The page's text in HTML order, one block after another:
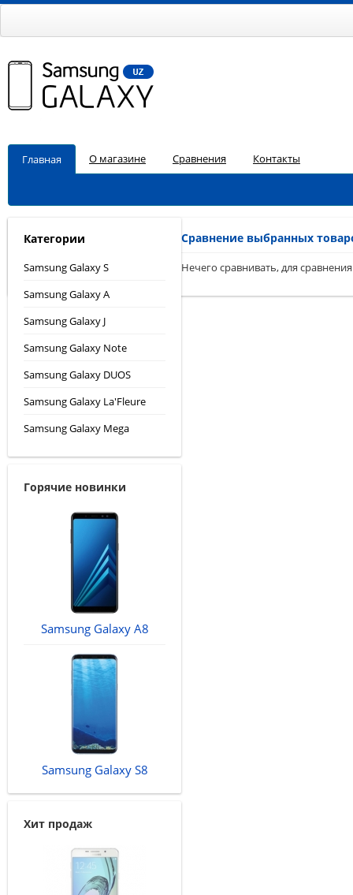
Главная О магазине Сравнения Контакты
Категории
Samsung Galaxy S
Samsung Galaxy A
Samsung Galaxy J
Samsung Galaxy Note
Samsung Galaxy DUOS
Samsung Galaxy La'Fleure
Samsung Galaxy Mega
Горячие новинки
Samsung Galaxy A8
Samsung Galaxy S8
Хит продаж
Сравнение выбранных
Нечего сравнивать, для